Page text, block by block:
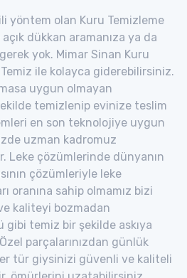
yöntem olan Kuru Temizleme
dükkan aramanıza ya da
yok. Mimar Sinan Kuru
Temiz ile kolayca giderebilirsiniz.
uygun olmayan
temizlenip evinize teslim
en son teknolojiye uygun
uzman kadromuz
Leke çözümlerinde dünyanın
çözümleriyle leke
oranına sahip olmamız bizi
ve kaliteyi bozmadan
temiz bir şekilde askıya
parçalarınızdan günlük
tür giysinizi güvenli ve kaliteli